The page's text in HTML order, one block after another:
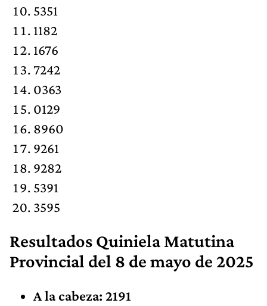
5351
1182
1676
7242
0363
0129
8960
9261
9282
5391
3595
Resultados Quiniela Matutina
Provincial del 8 de mayo de 2025
A la cabeza: 2191